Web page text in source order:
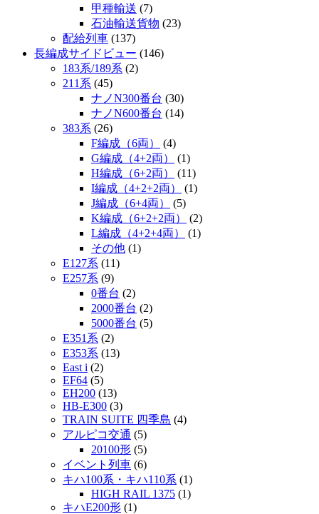
甲種輸送 (7)
石油輸送貨物 (23)
配給列車 (137)
長編成サイドビュー (146)
183系/189系 (2)
211系 (45)
ナノN300番台 (30)
ナノN600番台 (14)
383系 (26)
F編成（6両）
(4)
G編成（4+2両）
(1)
H編成（6+2両）
(11)
I編成（4+2+2両）
(1)
J編成（6+4両）
(5)
K編成（6+2+2両）
(2)
L編成（4+2+4両）
(1)
その他 (1)
E127系 (11)
E257系 (9)
0番台 (2)
2000番台 (2)
5000番台 (5)
E351系 (2)
E353系 (13)
East i (2)
EF64 (5)
EH200 (13)
HB-E300 (3)
TRAIN SUITE 四季島 (4)
アルピコ交通 (5)
20100形 (5)
イベント列車 (6)
キハ100系・キハ110系 (1)
HIGH RAIL 1375 (1)
キハE200形 (1)